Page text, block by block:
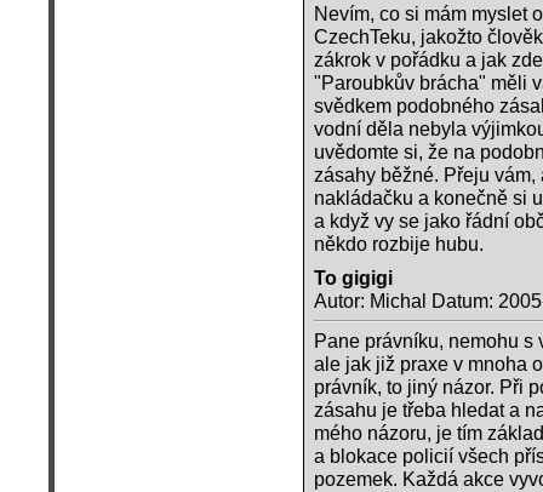
Nevím, co si mám myslet
CzechTeku, jakožto
zákrok v pořádku a jak
"Paroubkův brácha" měli
svědkem podobného
vodní děla nebyla
uvědomte si, že na
zásahy běžné. Přeju
nakládačku a konečně si
a když vy se jako řádní
někdo rozbije hubu.
To gigigi
Autor: Michal Datum:
Pane právníku, nemohu s
ale jak již praxe v mnoha
právník, to jiný názor. Při
zásahu je třeba hledat a
mého názoru, je tím
a blokace policií všech
pozemek. Každá akce